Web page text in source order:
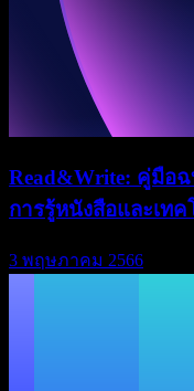
Read&Write: คู่มือ
การรู้หนังสือและเท
3 พฤษภาคม 2566